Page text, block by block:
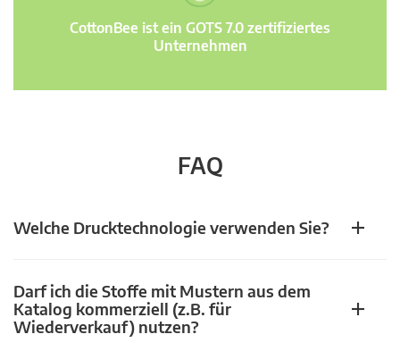
CottonBee ist ein GOTS 7.0 zertifiziertes
Unternehmen
FAQ
Welche Drucktechnologie verwenden Sie?
Darf ich die Stoffe mit Mustern aus dem
Katalog kommerziell (z.B. für
Wiederverkauf) nutzen?